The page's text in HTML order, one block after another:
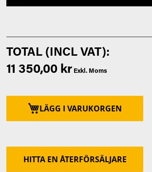
LÄGG I VARUKORGEN
HITTA EN ÅTERFÖRSÄLJARE
11 350,00 kr